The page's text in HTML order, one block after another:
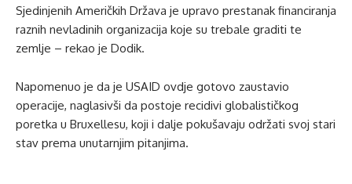
Sjedinjenih Američkih Država je upravo prestanak financiranja
raznih nevladinih organizacija koje su trebale graditi te
zemlje – rekao je Dodik.
Napomenuo je da je USAID ovdje gotovo zaustavio
operacije, naglasivši da postoje recidivi globalističkog
poretka u Bruxellesu, koji i dalje pokušavaju održati svoj stari
stav prema unutarnjim pitanjima.